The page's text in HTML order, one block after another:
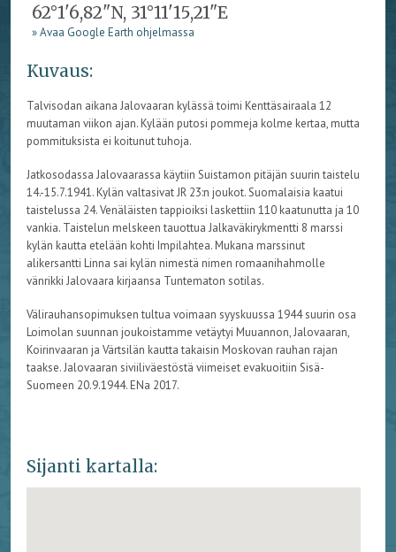
62°1'6,82"N, 31°11'15,21"E
» Avaa Google Earth ohjelmassa
Kuvaus:
Talvisodan aikana Jalovaaran kylässä toimi Kenttäsairaala 12
muutaman viikon ajan. Kylään putosi pommeja kolme kertaa, mutta
pommituksista ei koitunut tuhoja.
Jatkosodassa Jalovaarassa käytiin Suistamon pitäjän suurin taistelu
14.-15.7.1941. Kylän valtasivat JR 23:n joukot. Suomalaisia kaatui
taistelussa 24. Venäläisten tappioiksi laskettiin 110 kaatunutta ja 10
vankia. Taistelun melskeen tauottua Jalkaväkirykmentti 8 marssi
kylän kautta etelään kohti Impilahtea. Mukana marssinut
alikersantti Linna sai kylän nimestä nimen romaanihahmolle
vänrikki Jalovaara kirjaansa Tuntematon sotilas.
Välirauhansopimuksen tultua voimaan syyskuussa 1944 suurin osa
Loimolan suunnan joukoistamme vetäytyi Muuannon, Jalovaaran,
Koirinvaaran ja Värtsilän kautta takaisin Moskovan rauhan rajan
taakse. Jalovaaran siviiliväestöstä viimeiset evakuoitiin Sisä-
Suomeen 20.9.1944. ENa 2017.
Sijanti kartalla: